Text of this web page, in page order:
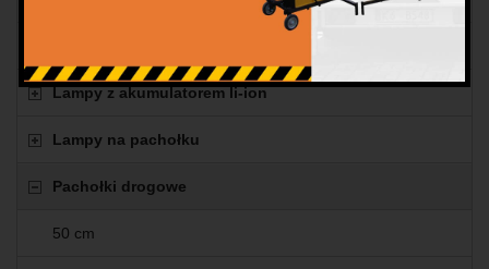
Lampy z akumulatorem li-ion
Lampy na pachołku
Pachołki drogowe
50 cm